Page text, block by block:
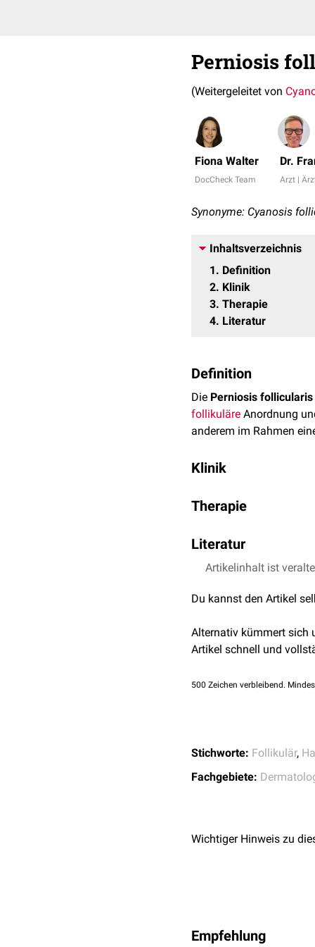
Perniosis
(Weitergeleitet von
Fiona Walter
DocCheck Team
Dr.
Arzt |
Synonyme: Cyanosis
Inhaltsverzeichnis
1
Definition
2 Klinik
3 Therapie
4 Literatur
Definition
Die Perniosis follicularis
follikuläre Anordnung
anderem im Rahmen
Klinik
Papeln, die in der Regel
Perniosis follicularis ist
Die bevorzugte
Therapie
Literatur
Altmeyers
Artikelinhalt ist
Du kannst den Artikel
Alternativ kümmert sich
Artikel schnell und
500 Zeichen verbleibend.
Stichworte: Follikulär,
Fachgebiete:
Wichtiger Hinweis zu
Empfehlung